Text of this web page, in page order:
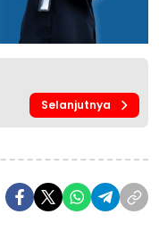
Selanjutnya